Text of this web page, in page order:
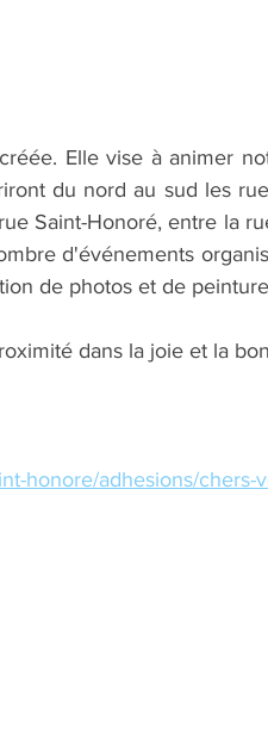
Elle vise à animer
du nord au sud les
Saint-Honoré, entre la
d'événements
de photos et de
dans la joie et la
honore/adhesions/chers-